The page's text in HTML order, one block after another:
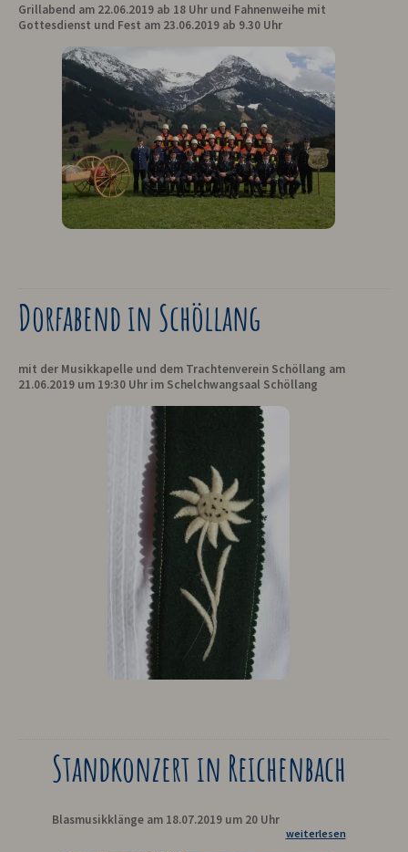
Grillabend am 22.06.2019 ab 18 Uhr und Fahnenweihe mit
Gottesdienst und Fest am 23.06.2019 ab 9.30 Uhr
Dorfabend in Schöllang
mit der Musikkapelle und dem Trachtenverein Schöllang am
21.06.2019 um 19:30 Uhr im Schelchwangsaal Schöllang
Standkonzert in Reichenbach
Blasmusikklänge am 18.07.2019 um 20 Uhr
weiterlesen